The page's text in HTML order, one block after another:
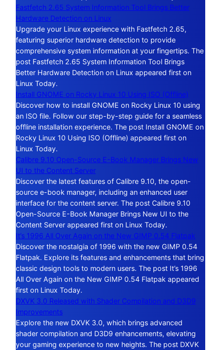
Fastfetch 2.65 System Information Tool Brings Better
Hardware Detection on Linux
Upgrade your Linux experience with Fastfetch 2.65,
featuring superior hardware detection to provide
comprehensive system information at your fingertips. The
post Fastfetch 2.65 System Information Tool Brings
Better Hardware Detection on Linux appeared first on
Linux Today.
Install GNOME on Rocky Linux 10 Using ISO (Offline)
Discover how to install GNOME on Rocky Linux 10 using
an ISO file. Follow our step-by-step guide for a seamless
offline installation experience. The post Install GNOME on
Rocky Linux 10 Using ISO (Offline) appeared first on
Linux Today.
Calibre 9.10 Open-Source E-Book Manager Brings New
UI to the Content Server
Discover the latest features of Calibre 9.10, the open-
source e-book manager, including an enhanced user
interface for the content server. The post Calibre 9.10
Open-Source E-Book Manager Brings New UI to the
Content Server appeared first on Linux Today.
It’s 1996 All Over Again on the New GIMP 0.54 Flatpak
Discover the nostalgia of 1996 with the new GIMP 0.54
Flatpak. Explore its features and enhancements that bring
classic design tools to modern users. The post It’s 1996
All Over Again on the New GIMP 0.54 Flatpak appeared
first on Linux Today.
DXVK 3.0 Released with Shader Compilation and D3D9
Improvements
Explore the new DXVK 3.0, which brings advanced
shader compilation and D3D9 enhancements, elevating
your gaming experience to new heights. The post DXVK